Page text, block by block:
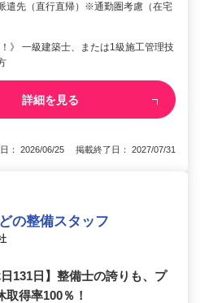
遣先（直行直帰）※通勤圏考慮（在宅
》 一級建築士、または1級施工管理技
詳細を見る
： 2026/06/25 掲載終了日： 2027/07/31
の整備スタッフ
131日】整備士の誇りも、プ
得率100％！